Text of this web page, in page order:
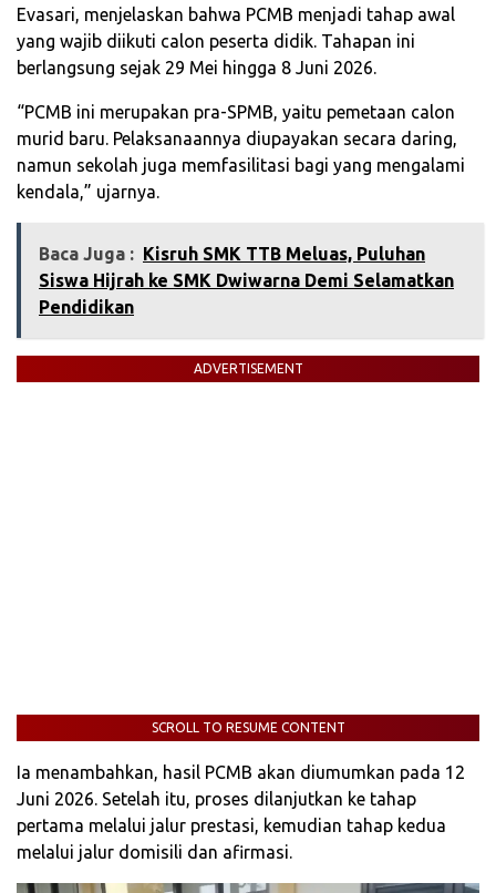
Evasari, menjelaskan bahwa PCMB menjadi tahap awal
yang wajib diikuti calon peserta didik. Tahapan ini
berlangsung sejak 29 Mei hingga 8 Juni 2026.
“PCMB ini merupakan pra-SPMB, yaitu pemetaan calon
murid baru. Pelaksanaannya diupayakan secara daring,
namun sekolah juga memfasilitasi bagi yang mengalami
kendala,” ujarnya.
Baca Juga :
Kisruh SMK TTB Meluas, Puluhan
Siswa Hijrah ke SMK Dwiwarna Demi Selamatkan
Pendidikan
ADVERTISEMENT
SCROLL TO RESUME CONTENT
Ia menambahkan, hasil PCMB akan diumumkan pada 12
Juni 2026. Setelah itu, proses dilanjutkan ke tahap
pertama melalui jalur prestasi, kemudian tahap kedua
melalui jalur domisili dan afirmasi.